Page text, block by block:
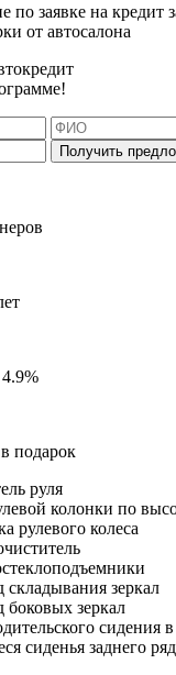
по заявке на кредит
от автосалона
Получить
подарок
руля
колонки по
рулевого колеса
зеркал
боковых зеркал
сидения
сиденья заднего